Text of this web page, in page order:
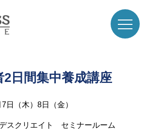
日間集中養成講座
日（木）8日（金）
スクリエイト セミナールーム